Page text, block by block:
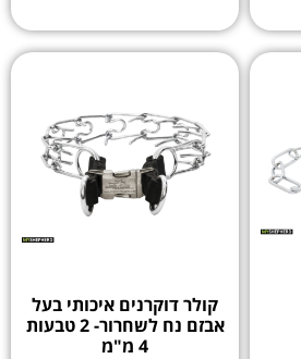
קולר דוקרנים איכותי בעל
אבזם נח לשחרור- 2 טבעות
4 מ"מ